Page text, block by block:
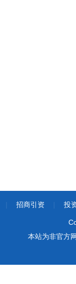
招商引资 投
本站为非官方